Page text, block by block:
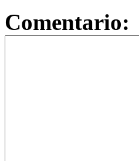
Comentario: